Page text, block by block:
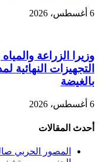
6 أغسطس، 2026
وزيرا الزراعة
التجهيزات النهائية
بالغيضة
6 أغسطس، 2026
أحدث المقالات
المصور الحربي